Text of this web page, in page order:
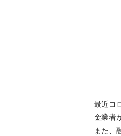
最近コ
金業者
また、